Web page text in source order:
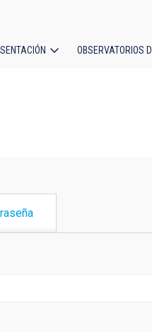
OBSERVATORIOS